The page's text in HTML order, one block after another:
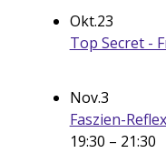
Okt.23
Top Secret -
Nov.3
Faszien-
19:30 – 21:30